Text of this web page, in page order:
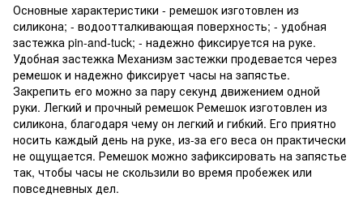
Основные характеристики - ремешок изготовлен из
силикона; - водоотталкивающая поверхность; - удобная
застежка pin-and-tuck; - надежно фиксируется на руке.
Удобная застежка Механизм застежки продевается через
ремешок и надежно фиксирует часы на запястье.
Закрепить его можно за пару секунд движением одной
руки. Легкий и прочный ремешок Ремешок изготовлен из
силикона, благодаря чему он легкий и гибкий. Его приятно
носить каждый день на руке, из-за его веса он практически
не ощущается. Ремешок можно зафиксировать на запястье
так, чтобы часы не скользили во время пробежек или
повседневных дел.